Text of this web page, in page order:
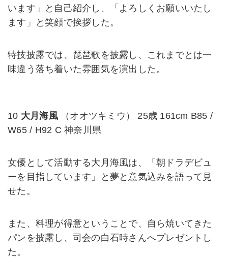
います」と自己紹介し、「よろしくお願いいたし
ます」と笑顔で挨拶した。
特技披露では、琵琶歌を披露し、これまでとは一
味違う落ち着いた雰囲気を演出した。
10 大月海風
（オオツキミウ） 25歳 161cm B85 /
W65 / H92 C 神奈川県
女優として活動する大月海風は、「朝ドラデビュ
ーを目指しています」と夢と意気込みを語って見
せた。
また、料理が得意ということで、自ら焼いてきた
パンを披露し、司会の白石時さんへプレゼントし
た。